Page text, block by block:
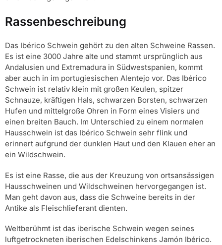
Rassenbeschreibung
Das Ibérico Schwein gehört zu den alten Schweine Rassen.
Es ist eine 3000 Jahre alte und stammt ursprünglich aus
Andalusien und Extremadura in Südwestspanien, kommt
aber auch in im portugiesischen Alentejo vor. Das Ibérico
Schwein ist relativ klein mit großen Keulen, spitzer
Schnauze, kräftigen Hals, schwarzen Borsten, schwarzen
Hufen und mittelgroße Ohren in Form eines Visiers und
einen breiten Bauch. Im Unterschied zu einem normalen
Hausschwein ist das Ibérico Schwein sehr flink und
erinnert aufgrund der dunklen Haut und den Klauen eher an
ein Wildschwein.
Es ist eine Rasse, die aus der Kreuzung von ortsansässigen
Hausschweinen und Wildschweinen hervorgegangen ist.
Man geht davon aus, dass die Schweine bereits in der
Antike als Fleischlieferant dienten.
Weltberühmt ist das iberische Schwein wegen seines
luftgetrockneten iberischen Edelschinkens Jamón Ibérico.